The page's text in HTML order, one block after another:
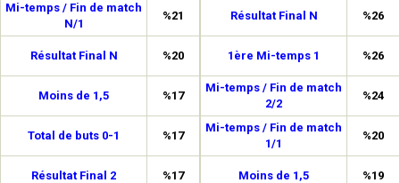
Mi-temps / Fin de match
N/1
%21
Résultat Final N %20
Moins de 1,5 %17
Total de buts 0-1 %17
Résultat Final 2 %17
Résultat Final N %26
1ère Mi-temps 1 %26
Mi-temps / Fin de match
2/2
%24
Mi-temps / Fin de match
1/1
%20
Moins de 1,5 %19